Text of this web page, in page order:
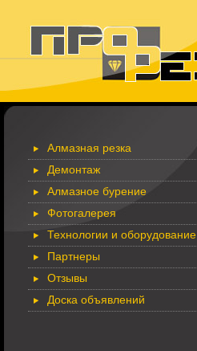
Алмазная резка
Демонтаж
Алмазное бурение
Фотогалерея
Технологии и оборудование
Партнеры
Отзывы
Доска объявлений